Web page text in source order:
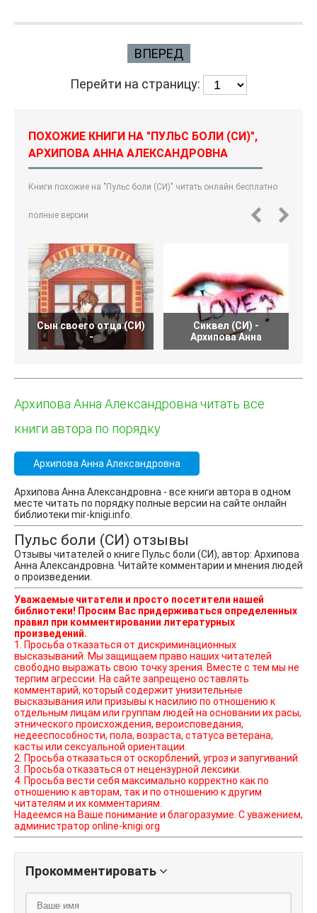
ВПЕРЕД
Перейти на страницу:
ПОХОЖИЕ КНИГИ НА "ПУЛЬС БОЛИ (СИ)",
АРХИПОВА АННА АЛЕКСАНДРОВНА
Книги похожие на "Пульс боли (СИ)" читать онлайн бесплатно
полные версии.
Сын своего отца (СИ)
-
Сиквел (СИ) -
Архипова Анна
Архипова Анна Александровна читать все
книги автора по порядку
Архипова Анна Александровна
Архипова Анна Александровна - все книги автора в одном
месте читать по порядку полные версии на сайте онлайн
библиотеки mir-knigi.info.
Пульс боли (СИ) отзывы
Отзывы читателей о книге Пульс боли (СИ), автор: Архипова
Анна Александровна. Читайте комментарии и мнения людей
о произведении.
Уважаемые читатели и просто посетители нашей
библиотеки! Просим Вас придерживаться определенных
правил при комментировании литературных
произведений.
1. Просьба отказаться от дискриминационных
высказываний. Мы защищаем право наших читателей
свободно выражать свою точку зрения. Вместе с тем мы не
терпим агрессии. На сайте запрещено оставлять
комментарий, который содержит унизительные
высказывания или призывы к насилию по отношению к
отдельным лицам или группам людей на основании их расы,
этнического происхождения, вероисповедания,
недееспособности, пола, возраста, статуса ветерана,
касты или сексуальной ориентации.
2. Просьба отказаться от оскорблений, угроз и запугиваний.
3. Просьба отказаться от нецензурной лексики.
4. Просьба вести себя максимально корректно как по
отношению к авторам, так и по отношению к другим
читателям и их комментариям.
Надеемся на Ваше понимание и благоразумие. С уважением,
администратор online-knigi.org
Прокомментировать